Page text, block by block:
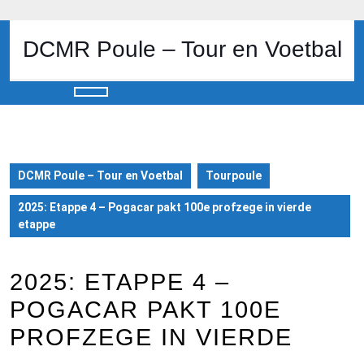
to
contentDCMR Poule – Tour en Voetbal
Button
DCMR Poule – Tour en Voetbal Tourpoule
2025: Etappe 4 – Pogacar pakt 100e profzege in vierde
etappe
2025: ETAPPE 4 –
POGACAR PAKT 100E
PROFZEGE IN VIERDE